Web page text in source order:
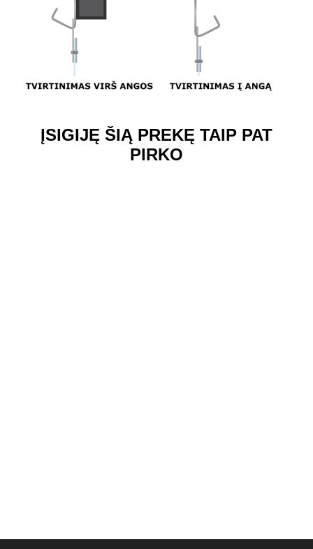
ĮSIGIJĘ ŠIĄ PREKĘ TAIP PAT
PIRKO